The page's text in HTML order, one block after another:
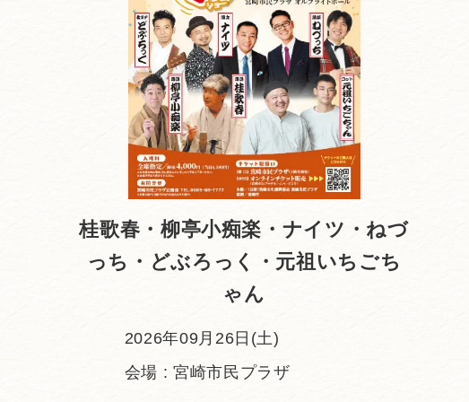
桂歌春・柳亭小痴楽・ナイツ・ねづ
っち・どぶろっく・元祖いちごち
ゃん
2026年09月26日(土)
会場 : 宮崎市民プラザ